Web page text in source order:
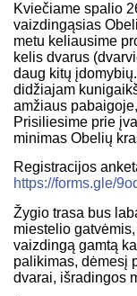
Kviečiame spalio
vaizdingąsias
metu keliausime
kelis dvarus
daug kitų
didžiajam
amžiaus
Prisiliesime prie
minimas Obelių
Registracijos
https://forms.gle/
Žygio trasa bus
miestelio
vaizdingą gamtą
palikimas, dėmesį
dvarai, išradingos